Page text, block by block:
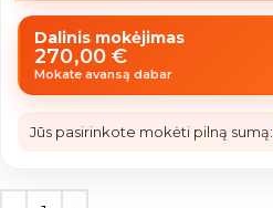
Dalinis mokėjimas
270,00€
Mokate avansą dabar
Jūs pasirinkote mokėti pilną sumą: